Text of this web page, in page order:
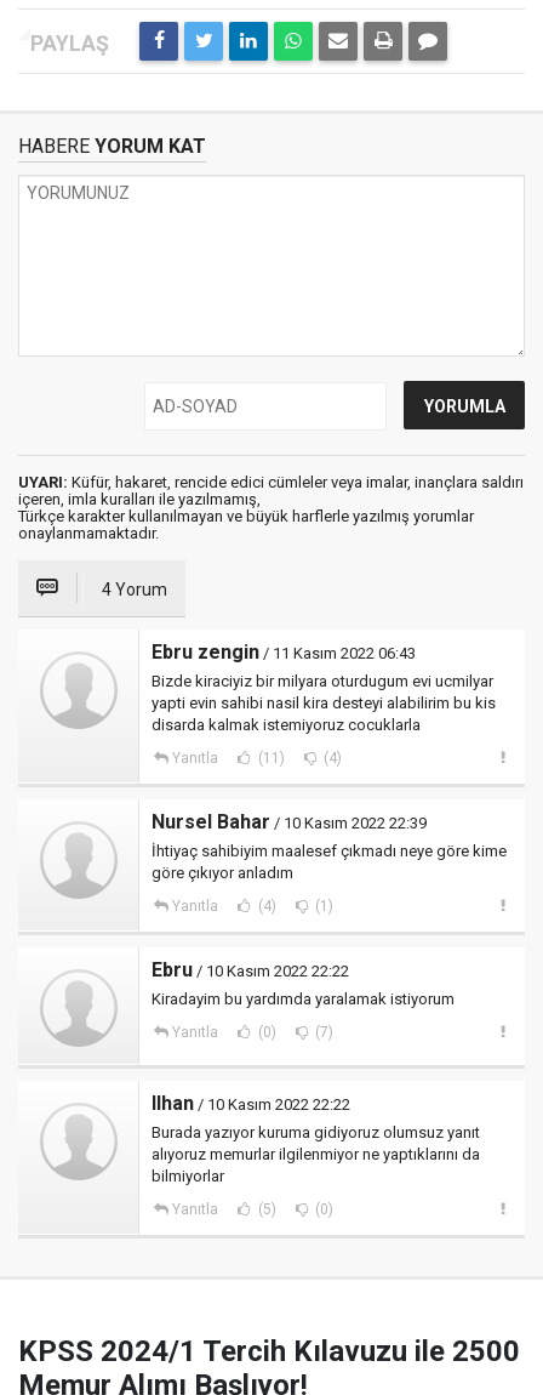
HABERE YORUM KAT
UYARI: Küfür, hakaret, rencide edici cümleler veya imalar, inançlara saldırı
içeren, imla kuralları ile yazılmamış,
Türkçe karakter kullanılmayan ve büyük harflerle yazılmış yorumlar
onaylanmamaktadır.
4 Yorum
Ebru zengin / 11 Kasım 2022 06:43
Bizde kiraciyiz bir milyara oturdugum evi ucmilyar
yapti evin sahibi nasil kira desteyi alabilirim bu kis
disarda kalmak istemiyoruz cocuklarla
Yanıtla (11) (4)
Nursel Bahar / 10 Kasım 2022 22:39
İhtiyaç sahibiyim maalesef çıkmadı neye göre kime
göre çıkıyor anladım
Yanıtla (4) (1)
Ebru / 10 Kasım 2022 22:22
Kiradayim bu yardımda yaralamak istiyorum
Yanıtla (0) (7)
Ilhan / 10 Kasım 2022 22:22
Burada yazıyor kuruma gidiyoruz olumsuz yanıt
alıyoruz memurlar ilgilenmiyor ne yaptıklarını da
bilmiyorlar
Yanıtla (5) (0)
KPSS 2024/1 Tercih Kılavuzu ile 2500
Memur Alımı Başlıyor!